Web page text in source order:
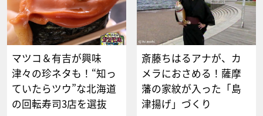
マツコ＆有吉が興味
津々の珍ネタも！“知っ
ていたらツウ”な北海道
の回転寿司3店を選抜
斎藤ちはるアナが、カ
メラにおさめる！薩摩
藩の家紋が入った「島
津揚げ」づくり